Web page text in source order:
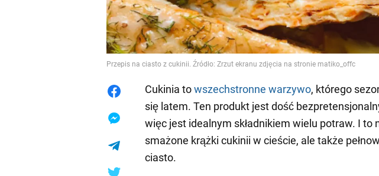
Przepis na ciasto z cukinii. Źródło: Zrzut ekranu zdjęcia na stronie matiko_offc
Cukinia towszechstronne warzywo, którego
się latem. Ten produkt jest dość
więc jest idealnym składnikiem wielu potraw. I to
smażone krążki cukinii w cieście, ale także
ciasto.